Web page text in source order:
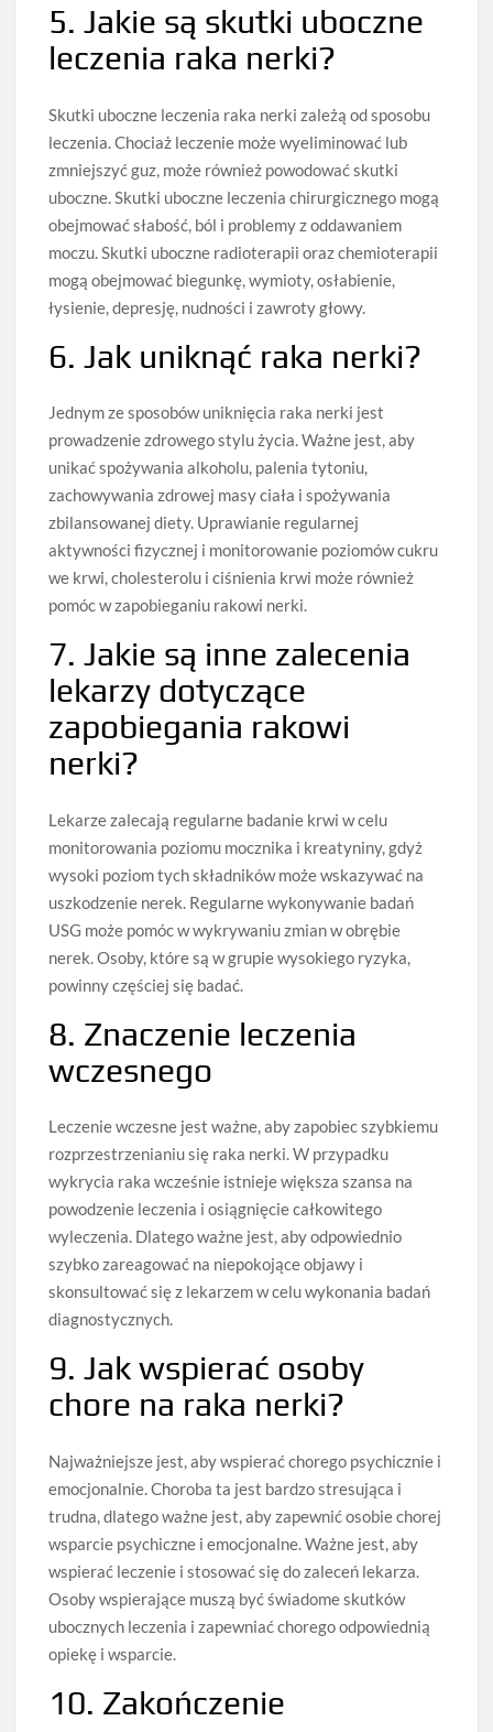
5. Jakie są skutki uboczne
leczenia raka nerki?
Skutki uboczne leczenia raka nerki zależą od sposobu
leczenia. Chociaż leczenie może wyeliminować lub
zmniejszyć guz, może również powodować skutki
uboczne. Skutki uboczne leczenia chirurgicznego mogą
obejmować słabość, ból i problemy z oddawaniem
moczu. Skutki uboczne radioterapii oraz chemioterapii
mogą obejmować biegunkę, wymioty, osłabienie,
łysienie, depresję, nudności i zawroty głowy.
6. Jak uniknąć raka nerki?
Jednym ze sposobów uniknięcia raka nerki jest
prowadzenie zdrowego stylu życia. Ważne jest, aby
unikać spożywania alkoholu, palenia tytoniu,
zachowywania zdrowej masy ciała i spożywania
zbilansowanej diety. Uprawianie regularnej
aktywności fizycznej i monitorowanie poziomów cukru
we krwi, cholesterolu i ciśnienia krwi może również
pomóc w zapobieganiu rakowi nerki.
7. Jakie są inne zalecenia
lekarzy dotyczące
zapobiegania rakowi
nerki?
Lekarze zalecają regularne badanie krwi w celu
monitorowania poziomu mocznika i kreatyniny, gdyż
wysoki poziom tych składników może wskazywać na
uszkodzenie nerek. Regularne wykonywanie badań
USG może pomóc w wykrywaniu zmian w obrębie
nerek. Osoby, które są w grupie wysokiego ryzyka,
powinny częściej się badać.
8. Znaczenie leczenia
wczesnego
Leczenie wczesne jest ważne, aby zapobiec szybkiemu
rozprzestrzenianiu się raka nerki. W przypadku
wykrycia raka wcześnie istnieje większa szansa na
powodzenie leczenia i osiągnięcie całkowitego
wyleczenia. Dlatego ważne jest, aby odpowiednio
szybko zareagować na niepokojące objawy i
skonsultować się z lekarzem w celu wykonania badań
diagnostycznych.
9. Jak wspierać osoby
chore na raka nerki?
Najważniejsze jest, aby wspierać chorego psychicznie i
emocjonalnie. Choroba ta jest bardzo stresująca i
trudna, dlatego ważne jest, aby zapewnić osobie chorej
wsparcie psychiczne i emocjonalne. Ważne jest, aby
wspierać leczenie i stosować się do zaleceń lekarza.
Osoby wspierające muszą być świadome skutków
ubocznych leczenia i zapewniać chorego odpowiednią
opiekę i wsparcie.
10. Zakończenie